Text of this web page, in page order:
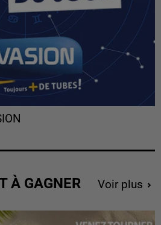
À GAGNER Voir plus